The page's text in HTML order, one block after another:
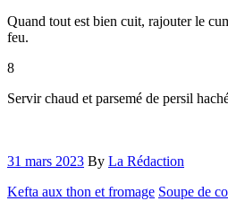
Quand tout est bien cuit, rajouter le
feu.
8
Servir chaud et parsemé de persil
31 mars 2023 By La Rédaction
Kefta aux thon et fromage Soupe de